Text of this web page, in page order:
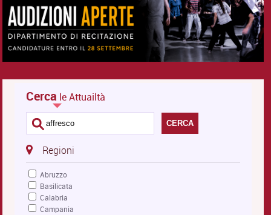
Cerca le Attuailtà
CERCA
Regioni
Abruzzo
Basilicata
Calabria
Campania